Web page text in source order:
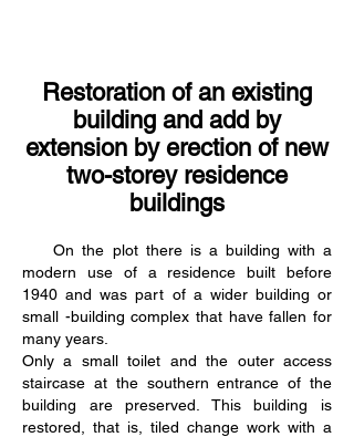
Restoration of an existing
building and add by
extension by erection of new
two-storey residence
buildings
On the plot there is a building with a
modern use of a residence built before
1940 and was part of a wider building or
small -building complex that have fallen for
many years.
Only a small toilet and the outer access
staircase at the southern entrance of the
building are preserved. This building is
restored, that is, tiled change work with a